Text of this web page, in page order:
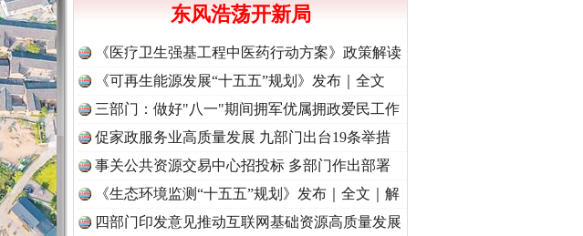
东风浩荡开新局
《医疗卫生强基工程中医药行动方案》政策解读
《可再生能源发展“十五五”规划》发布｜全文
三部门：做好"八一"期间拥军优属拥政爱民工作
促家政服务业高质量发展 九部门出台19条举措
事关公共资源交易中心招投标 多部门作出部署
《生态环境监测“十五五”规划》发布｜全文｜解
读
四部门印发意见推动互联网基础资源高质量发展